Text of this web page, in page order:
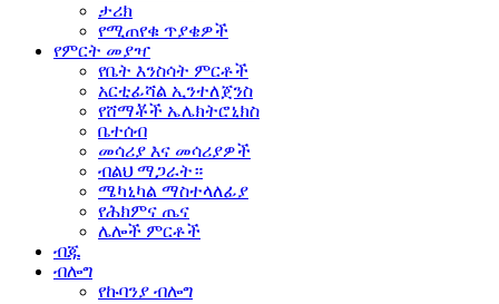
ታሪክ
የሚጠየቁ ጥያቄዎች
የምርት መያዣ
የቤት እንስሳት ምርቶች
አርቲፊሻል ኢንተለጀንስ
የሸማቾች ኤሌክትሮኒክስ
ቤተሰብ
መሳሪያ እና መሳሪያዎች
ብልህ ማጋራት።
ሜካኒካል ማስተላለፊያ
የሕክምና ጤና
ሌሎች ምርቶች
ብጁ
ብሎግ
የኩባንያ ብሎግ